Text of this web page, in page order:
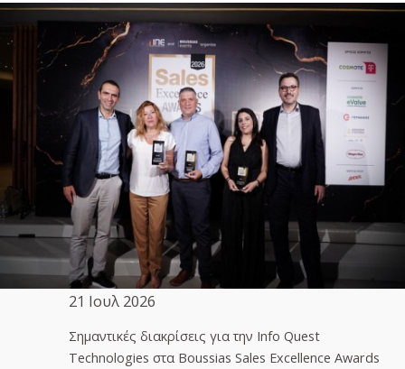
21 Ιουλ 2026
Σημαντικές διακρίσεις για την Info Quest
Technologies στα Boussias Sales Excellence Awards